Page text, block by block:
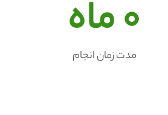
مدت زمان انجام
0